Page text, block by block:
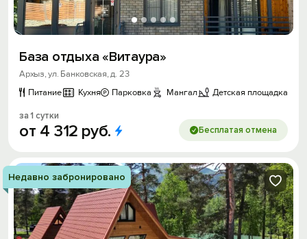
База отдыха «Витаура»
Архыз, ул. Банковская, д. 23
Питание
Кухня Парковка Мангал Детская площадка
за 1 сутки
от 4 312 руб. Бесплатая отмена
Недавно забронировано